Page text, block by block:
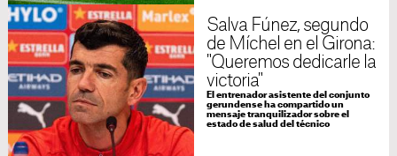
Salva Fúnez, segundo
de Míchel en el Girona:
"Queremos dedicarle la
victoria"
El entrenador asistente del conjunto
gerundense ha compartido un
mensaje tranquilizador sobre el
estado de salud del técnico